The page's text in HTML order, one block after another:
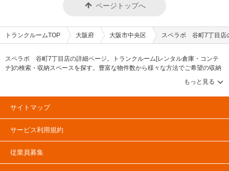
ページトップへ
トランクルームTOP 大阪府 大阪市中央区 スペラボ 谷町7丁目店
スペラボ 谷町7丁目店の詳細ページ。トランクルーム[レンタル倉庫・コンテ
ナ]の検索・収納スペースを探す。豊富な物件数から様々な方法でご希望の収納
スペースを簡単に探せるトランクルーム情報サイトです。スペラボ 谷町7丁目
店の住所・最寄りの駅、物件タイプのご紹介や料金表、お得なキャンペーン情
報もあります。気になる物件タイプを見つけたら、メールか電話でお問合せが
可能です（無料）。
サイトマップ
サービス利用規約
従業員募集